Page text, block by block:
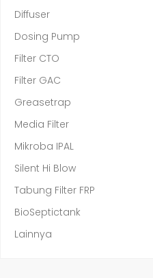
Diffuser
Dosing Pump
Filter CTO
Filter GAC
Greasetrap
Media Filter
Mikroba IPAL
Silent Hi Blow
Tabung Filter FRP
BioSeptictank
Lainnya